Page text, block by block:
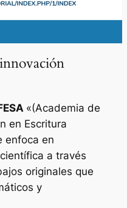
«(Academia de
en Escritura
enfoca en
a través
originales que
y